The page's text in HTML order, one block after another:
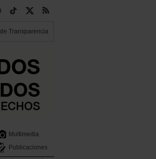
Transparencia
Multimedia
Publicaciones